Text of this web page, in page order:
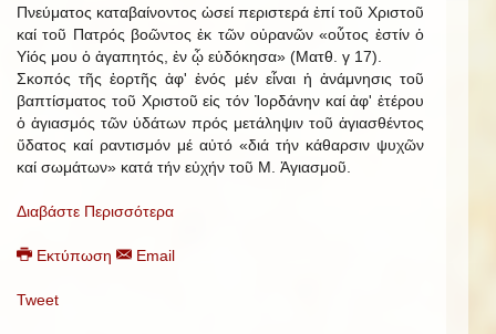
Πνεύματος καταβαίνοντος ὡσεί περιστερά ἐπί τοῦ Χριστοῦ
καί τοῦ Πατρός βοῶντος ἐκ τῶν οὐρανῶν «οὗτος ἐστίν ὁ
Υἱός μου ὁ ἀγαπητός, ἐν ᾧ εὐδόκησα» (Ματθ. γ 17).
Σκοπός τῆς ἑορτῆς ἀφ' ἑνός μέν εἶναι ἡ ἀνάμνησις τοῦ
βαπτίσματος τοῦ Χριστοῦ εἰς τόν Ἰορδάνην καί ἀφ' ἑτέρου
ὁ ἁγιασμός τῶν ὑδάτων πρός μετάληψιν τοῦ ἁγιασθέντος
ὕδατος καί ραντισμόν μέ αὐτό «διά τήν κάθαρσιν ψυχῶν
καί σωμάτων» κατά τήν εὐχήν τοῦ Μ. Ἁγιασμοῦ.
Διαβάστε Περισσότερα
Εκτύπωση Email
Tweet